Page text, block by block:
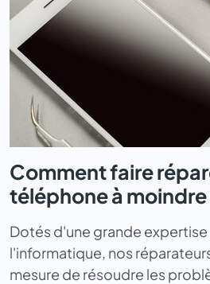
Comment faire
téléphone à moindre
Dotés d'une grande
l'informatique, nos
mesure de résoudre les